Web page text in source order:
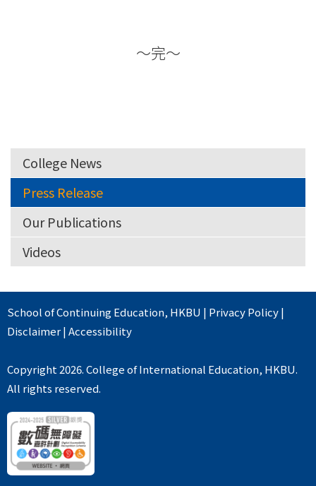
～完～
College News
Press Release
Our Publications
Videos
School of Continuing Education, HKBU | Privacy Policy|
Disclaimer|Accessibility
Copyright 2026. College of International Education, HKBU.
All rights reserved.